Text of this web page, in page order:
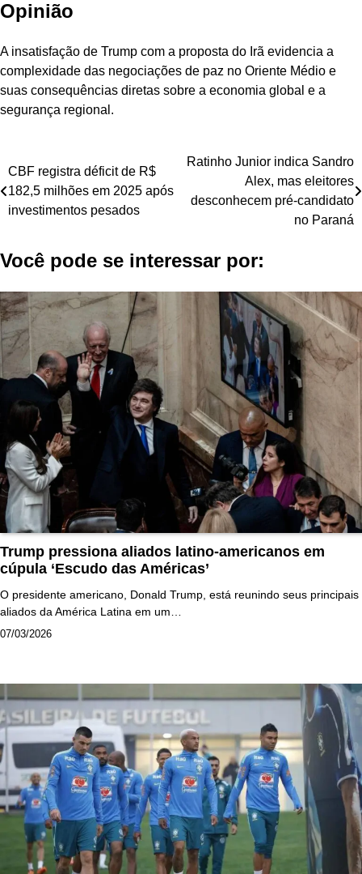
Opinião
A insatisfação de Trump com a proposta do Irã evidencia a
complexidade das negociações de paz no Oriente Médio e
suas consequências diretas sobre a economia global e a
segurança regional.
Navegação
de
CBF registra déficit de R$
182,5 milhões em 2025 após
investimentos pesados
Ratinho Junior indica Sandro
Alex, mas eleitores
desconhecem pré-candidato
no Paraná
Você pode se interessar por:
Trump pressiona aliados latino-americanos em
cúpula ‘Escudo das Américas’
O presidente americano, Donald Trump, está reunindo seus principais
aliados da América Latina em um…
07/03/2026